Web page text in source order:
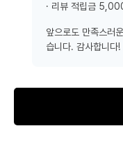
· 리뷰 적립금
앞으로도 만족스러
습니다. 감사합니다!